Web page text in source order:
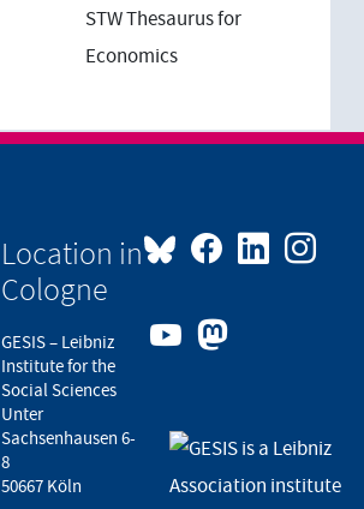
STW Thesaurus for
Economics
Location in
Cologne
GESIS – Leibniz
Institute for the
Social Sciences
Unter
Sachsenhausen 6-
8
50667 Köln